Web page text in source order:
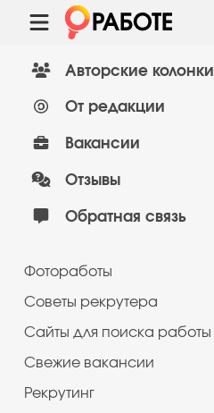
Авторские колонки
От редакции
Вакансии
Отзывы
Обратная связь
Фотоработы
Советы рекрутера
Сайты для поиска работы
Cвежие вакансии
Рекрутинг